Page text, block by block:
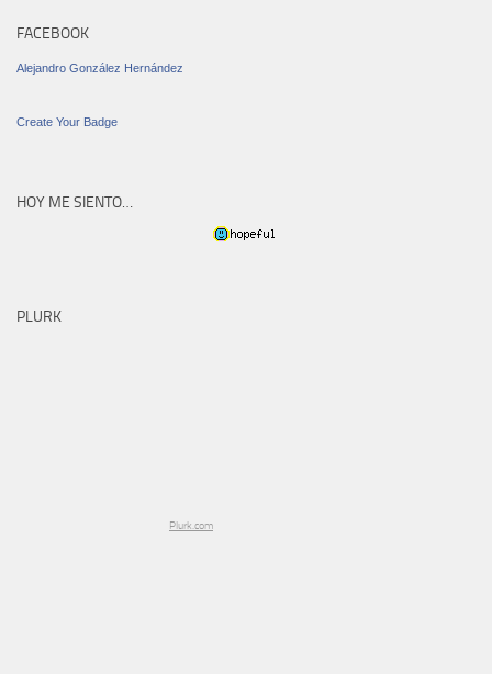
FACEBOOK
Alejandro González Hernández
Create Your Badge
HOY ME SIENTO…
PLURK
Plurk.com